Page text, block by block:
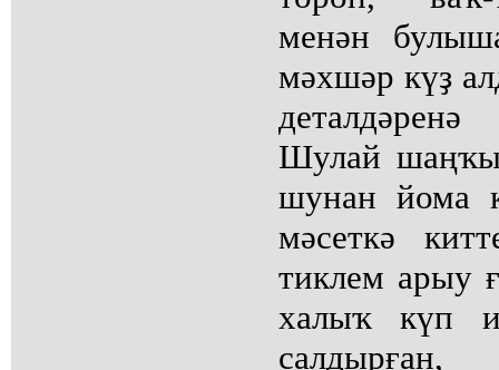
менән
мәхшәр күҙ
Шулай
шунан йома
мәсеткә
тиклем арыу
халыҡ күп